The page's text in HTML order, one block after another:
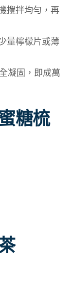
攪拌均勻，再
量檸檬片或薄
凝固，即成萬
糖梳